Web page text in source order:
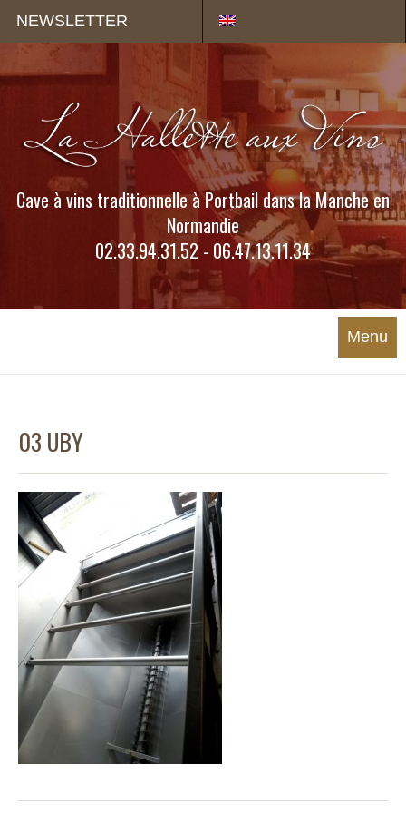
NEWSLETTER
Cave à vins traditionnelle à Portbail dans la Manche en
Normandie
02.33.94.31.52 - 06.47.13.11.34
Menu
03 UBY
Panneau de gestion des cookies